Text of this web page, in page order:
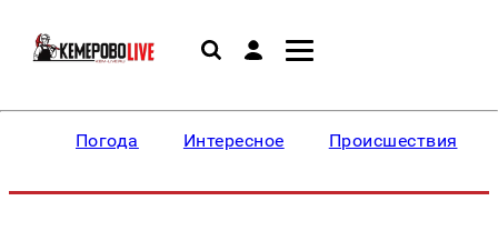
Погода Интересное Происшествия